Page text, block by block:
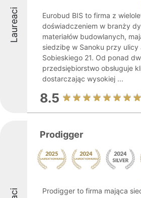
Laureaci
Eurobud BIS to firma z
doświadczeniem w branży
materiałów budowlanych,
siedzibę w Sanoku przy ulicy
Sobieskiego 21. Od ponad
przedsiębiorstwo obsługuje
dostarczając wysokiej ...
8.5
Prodigger
Prodigger to firma mająca